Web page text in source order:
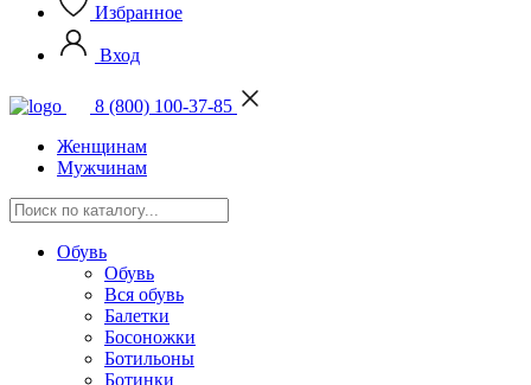
Избранное
Вход
8 (800) 100-37-85
Женщинам
Мужчинам
Обувь
Обувь
Вся обувь
Балетки
Босоножки
Ботильоны
Ботинки